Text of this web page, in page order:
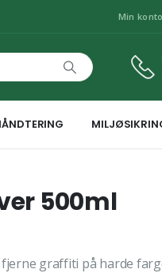
Min konto
500ml
graffiti på harde